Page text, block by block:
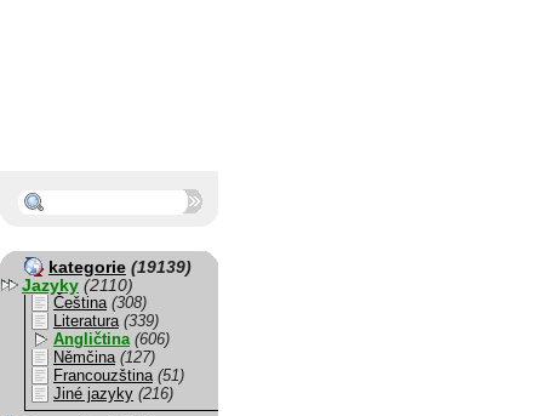
kategorie (19139)
Jazyky (2110)
Čeština (308)
Literatura (339)
Angličtina (606)
Němčina (127)
Francouzština (51)
Jiné jazyky (216)